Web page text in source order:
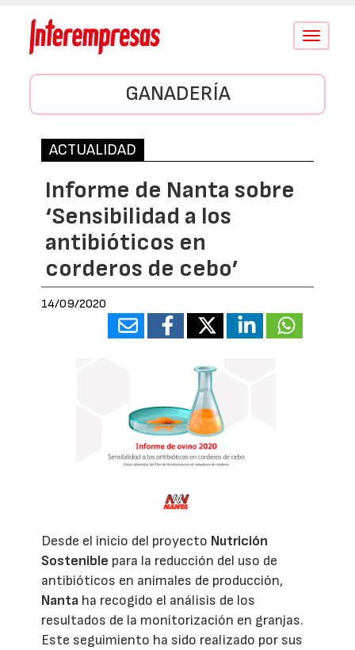
Conmutar
GANADERÍA
ACTUALIDAD
Informe de Nanta sobre
‘Sensibilidad a los
antibióticos en
corderos de cebo’
14/09/2020
Desde el inicio del proyecto Nutrición
Sostenible para la reducción del uso de
antibióticos en animales de producción,
Nanta ha recogido el análisis de los
resultados de la monitorización en granjas.
Este seguimiento ha sido realizado por sus